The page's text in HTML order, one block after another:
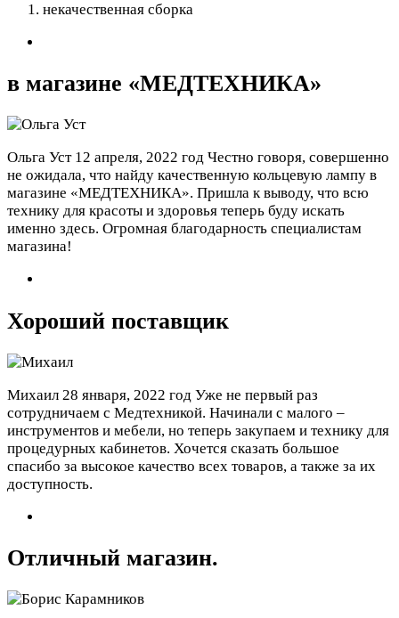
некачественная сборка
в магазине «МЕДТЕХНИКА»
Ольга Уст 12 апреля, 2022 год Честно говоря, совершенно
не ожидала, что найду качественную кольцевую лампу в
магазине «МЕДТЕХНИКА». Пришла к выводу, что всю
технику для красоты и здоровья теперь буду искать
именно здесь. Огромная благодарность специалистам
магазина!
Хороший поставщик
Михаил 28 января, 2022 год Уже не первый раз
сотрудничаем с Медтехникой. Начинали с малого –
инструментов и мебели, но теперь закупаем и технику для
процедурных кабинетов. Хочется сказать большое
спасибо за высокое качество всех товаров, а также за их
доступность.
Отличный магазин.